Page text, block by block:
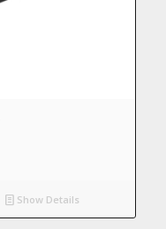
Show Details